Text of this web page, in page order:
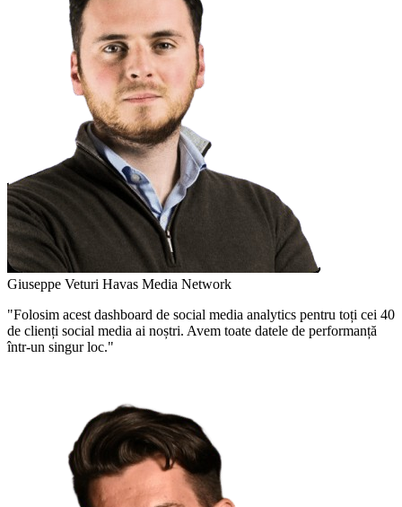
Giuseppe Veturi Havas Media Network
"Folosim acest dashboard de social media analytics pentru toți cei 40
de clienți social media ai noștri. Avem toate datele de performanță
într-un singur loc."